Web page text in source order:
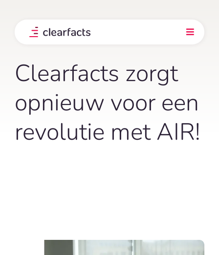
Toggle
Clearfacts zorgt
opnieuw voor een
revolutie met AIR!